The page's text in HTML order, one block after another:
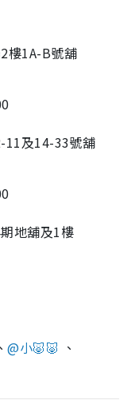
樓1A-B號舖
11及14-33號舖
地舖及1樓
、@小🐷🐷 、